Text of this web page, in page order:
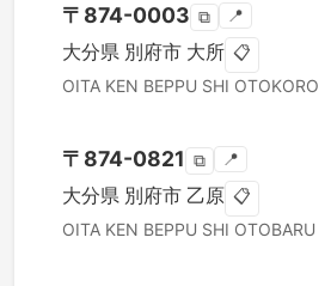
〒 874-0003 ⧉ 📍
大分県 別府市 大所 📋
OITA KEN BEPPU SHI OTOKORO
〒 874-0821 ⧉ 📍
大分県 別府市 乙原 📋
OITA KEN BEPPU SHI OTOBARU